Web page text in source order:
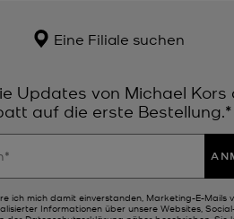
Eine Filiale suchen
Updates von Michael Kors
auf die erste Bestellung.*
ich mich damit einverstanden, Marketing-E-Mails
Informationen über unsere Websites,